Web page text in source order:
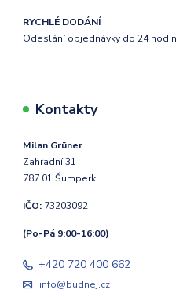
RYCHLÉ DODÁNÍ
Odeslání objednávky do 24 hodin.
Kontakty
Milan Grüner
Zahradní 31
787 01 Šumperk
IČO: 73203092
(Po-Pá 9:00-16:00)
+420 720 400 662
info@budnej.cz